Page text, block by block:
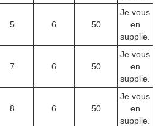
5 6 50
Je vous
en
supplie.
7 6 50
Je vous
en
supplie.
8 6 50
Je vous
en
supplie.